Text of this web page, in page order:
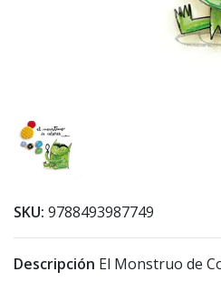
SKU: 9788493987749
Descripción El Monstruo de